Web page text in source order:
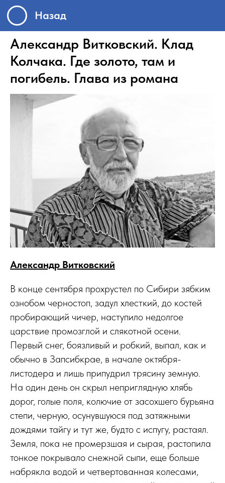
Назад
Александр Витковский. Клад
Колчака. Где золото, там и
погибель. Глава из романа
Александр Витковский
В конце сентября прохрустел по Сибири зябким
ознобом черностоп, задул хлесткий, до костей
пробирающий чичер, наступило недолгое
царствие промозглой и слякотной осени.
Первый снег, боязливый и робкий, выпал, как и
обычно в Запсибкрае, в начале октября-
листодера и лишь припудрил трясину земную.
На один день он скрыл неприглядную хлябь
дорог, голые поля, колючие от засохшего бурьяна
степи, черную, осунувшуюся под затяжными
дождями тайгу и тут же, будто с испугу, растаял.
Земля, пока не промерзшая и сырая, растопила
тонкое покрывало снежной сыпи, еще больше
набрякла водой и четвертованная колесами,